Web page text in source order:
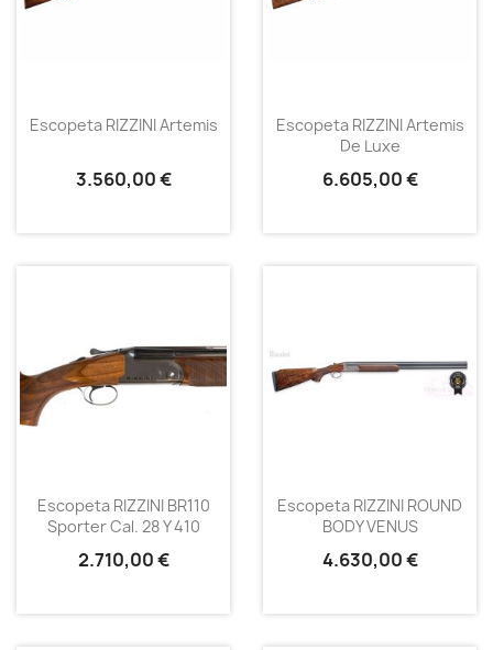
Escopeta RIZZINI Artemis
3.560,00 €
Escopeta RIZZINI Artemis
De Luxe
6.605,00 €
Escopeta RIZZINI BR110
Sporter Cal. 28 Y 410
2.710,00 €
Escopeta RIZZINI ROUND
BODY VENUS
4.630,00 €